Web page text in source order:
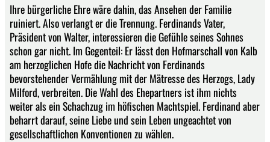
Ihre bürgerliche Ehre wäre dahin, das Ansehen der Familie
ruiniert. Also verlangt er die Trennung. Ferdinands Vater,
Präsident von Walter, interessieren die Gefühle seines Sohnes
schon gar nicht. Im Gegenteil: Er lässt den Hofmarschall von Kalb
am herzoglichen Hofe die Nachricht von Ferdinands
bevorstehender Vermählung mit der Mätresse des Herzogs, Lady
Milford, verbreiten. Die Wahl des Ehepartners ist ihm nichts
weiter als ein Schachzug im höfischen Machtspiel. Ferdinand aber
beharrt darauf, seine Liebe und sein Leben ungeachtet von
gesellschaftlichen Konventionen zu wählen.